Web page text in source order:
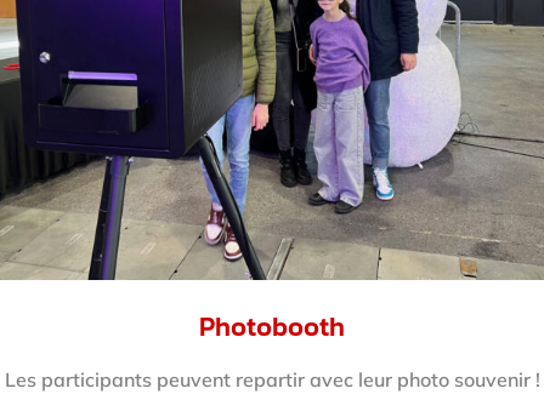
Photobooth
Les participants peuvent repartir avec leur photo souvenir !